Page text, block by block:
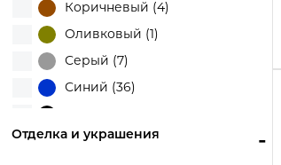
30W 34L (1)
W31 L30 (1)
31W 32L (3)
32W 29L (1)
32W 30L (3)
Коричневый (4)
Оливковый (1)
Серый (7)
Синий (36)
-
Отделка и украшения